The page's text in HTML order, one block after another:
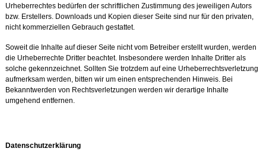
Urheberrechtes bedürfen der schriftlichen Zustimmung des jeweiligen Autors
bzw. Erstellers. Downloads und Kopien dieser Seite sind nur für den privaten,
nicht kommerziellen Gebrauch gestattet.
Soweit die Inhalte auf dieser Seite nicht vom Betreiber erstellt wurden, werden
die Urheberrechte Dritter beachtet. Insbesondere werden Inhalte Dritter als
solche gekennzeichnet. Sollten Sie trotzdem auf eine Urheberrechtsverletzung
aufmerksam werden, bitten wir um einen entsprechenden Hinweis. Bei
Bekanntwerden von Rechtsverletzungen werden wir derartige Inhalte
umgehend entfernen.
Datenschutzerklärung